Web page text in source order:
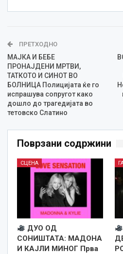
ПРЕТХОДНО
МАЈКА И БЕБЕ
ПРОНАЈДЕНИ МРТВИ,
ТАТКОТО И СИНОТ ВО
БОЛНИЦА Полицијата ќе го
испрашува сопругот како
дошло до трагедијата во
тетовско Слатино
Поврзани содржини
СЦЕНА
ДУО ОД
СОНИШТАТА: МАДОНА
И КАЈЛИ МИНОГ Прва